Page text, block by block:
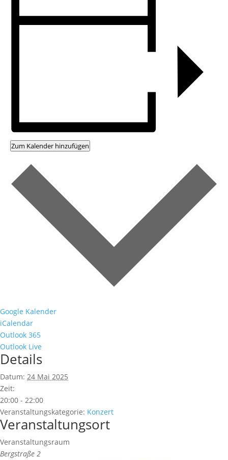
Zum Kalender hinzufügen
Google Kalender
iCalendar
Outlook 365
Outlook Live
Details
Datum: 24 Mai 2025
Zeit:
20:00 - 22:00
Veranstaltungskategorie: Konzert
Veranstaltungsort
Veranstaltungsraum
Bergstraße 2